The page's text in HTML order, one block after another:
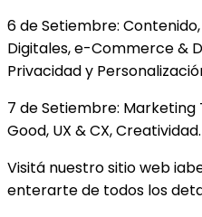
6 de Setiembre:
Digitales, e-Commerce &
Privacidad y
7 de Setiembre:
Good, UX & CX, Creatividad.
Visitá nuestro sitio web
enterarte de todos los